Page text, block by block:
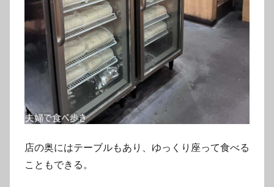
店の奥にはテーブルもあり、ゆっくり座って食べる
こともできる。